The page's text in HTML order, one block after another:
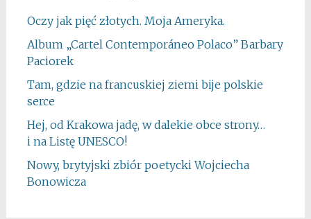
Oczy jak pięć złotych. Moja Ameryka.
Album „Cartel Contemporáneo Polaco” Barbary
Paciorek
Tam, gdzie na francuskiej ziemi bije polskie
serce
Hej, od Krakowa jadę, w dalekie obce strony…
i na Listę UNESCO!
Nowy, brytyjski zbiór poetycki Wojciecha
Bonowicza